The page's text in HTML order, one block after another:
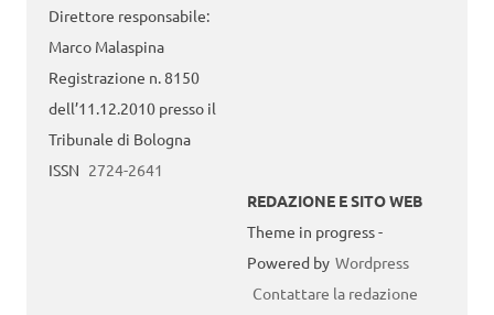
Direttore responsabile:
Marco Malaspina
Registrazione n. 8150
dell’11.12.2010 presso il
Tribunale di Bologna
ISSN 2724-2641
REDAZIONE E SITO WEB
Theme in progress -
Powered by Wordpress
Contattare la redazione